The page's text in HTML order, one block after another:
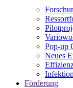
Pop-up
Neues
Förderung